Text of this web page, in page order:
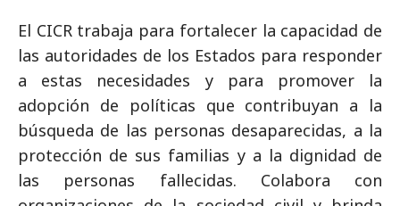
El CICR trabaja para fortalecer la capacidad de
las autoridades de los Estados para responder
a estas necesidades y para promover la
adopción de políticas que contribuyan a la
búsqueda de las personas desaparecidas, a la
protección de sus familias y a la dignidad de
las personas fallecidas. Colabora con